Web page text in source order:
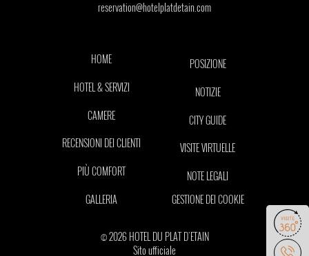
reservation@hotelplatdetain.com
HOME
HOTEL & SERVIZI
CAMERE
RECENSIONI DEI CLIENTI
PIÙ COMFORT
GALLERIA
POSIZIONE
NOTIZIE
CITY GUIDE
VISITE VIRTUELLE
NOTE LEGALI
GESTIONE DEI COOKIE
© 2026 HOTEL DU PLAT D'ETAIN
Sito ufficiale